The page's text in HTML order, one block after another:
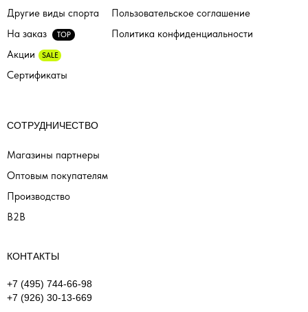
На заказ TOP
Производство
Пользовательское соглашение
СОТРУДНИЧЕСТВО
Магазины партнеры
Оптовым покупателям
Акции SALE
КОНТАКТЫ
+7 (495) 744-66-98
+7 (926) 30-13-669
Политика конфиденциальности
Сертификаты
Другие виды спорта
B2B